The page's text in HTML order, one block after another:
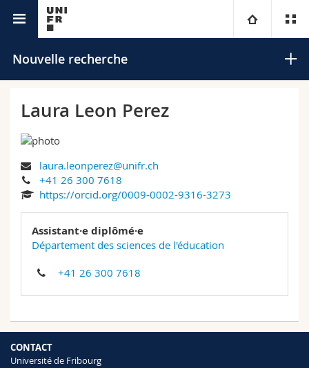
Université
Campus
Recherche
Formation continue
Droit
Lettres et sciences humaines
Sciences et médecine
Interfacultaire
Vous êtes
Futurs étudiants
Médias
Collaborateurs
Doctorants
Ressources
Plan d'accès
Webmail
Programme des cours
Nouvelle recherche
Rechercher
Laura Leon Perez
laura.leonperez@unifr.ch
+41 26 300 7618
https://orcid.org/0009-0002-9316-3273
Assistant·e diplômé·e
Département des sciences de l'éducation
+41 26 300 7618
CONTACT
Université de Fribourg